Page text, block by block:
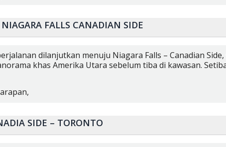
FALLS CANADIAN SIDE
dilanjutkan menuju Niagara Falls – Canadian
khas Amerika Utara sebelum tiba di kawasan.
SIDE – TORONTO